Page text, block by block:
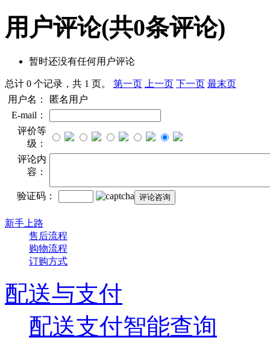
用户评论(共0条评论)
暂时还没有任何用户评论
总计 0 个记录，共 1 页。 第一页 上一页 下一页 最末页
用户名：
匿名用户
E-mail：
评价等
级：
评论内
容：
验证码：
新手上路
售后流程
购物流程
订购方式
配送与支付
配送支付智能查询